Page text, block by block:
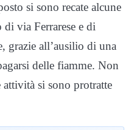
si sono recate alcune
di via Ferrarese e di
grazie all’ausilio di una
delle fiamme. Non
si sono protratte